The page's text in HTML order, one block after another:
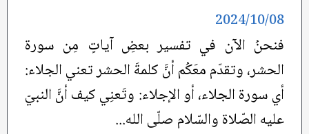
فنحنُ الآن في تفسير بعضِ آياتٍ مِن سورة
الحشر، وتقدّم معَكُم أنَّ كلمةَ الحشر تعني الجلاء:
أي سورة الجلاء، أو الإجلاء: وتَعنِي كيف أنَّ النبيّ
عليه الصّلاة والسّلام صلّى الله...
2024/10/08